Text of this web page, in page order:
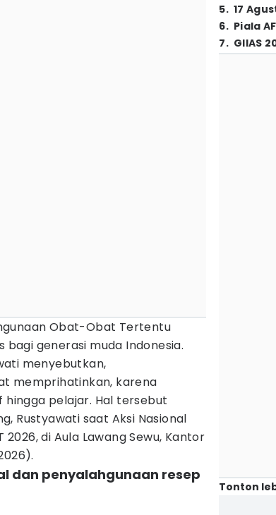
Obat-Obat Tertentu
bagi generasi muda Indonesia.
menyebutkan,
memprihatinkan, karena
pelajar. Hal tersebut
Rustyawati saat Aksi Nasional
di Aula Lawang Sewu, Kantor
dan penyalahgunaan resep
5. 17
6. Piala
7. GIIAS
Tonton